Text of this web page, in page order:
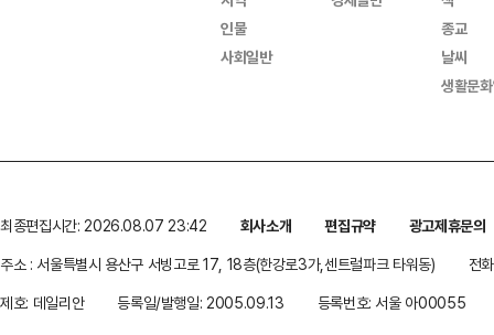
인물
사회일반
종교
날씨
생활문
최종편집시간: 2026.08.07 23:42 회사소개 편집규약
광고제휴문의
주소 : 서울특별시 용산구 서빙고로 17, 18층(한강로3가,센트럴파크 타워동)
전
제호: 데일리안
등록일/발행일: 2005.09.13 등록번호: 서울 아00055